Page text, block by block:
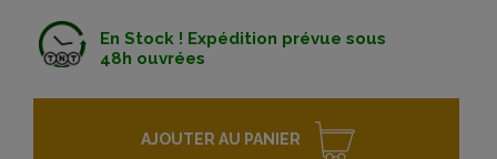
En Stock ! Expédition prévue sous
48h ouvrées
AJOUTER AU PANIER